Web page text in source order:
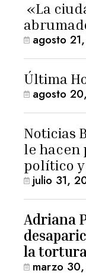
«La
agosto
Última
agosto
Noticias
le hacen
político y
hombre
julio 31,
Adriana
la
marzo